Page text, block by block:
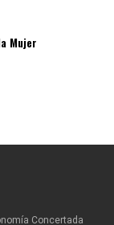
Mujer
Concertada